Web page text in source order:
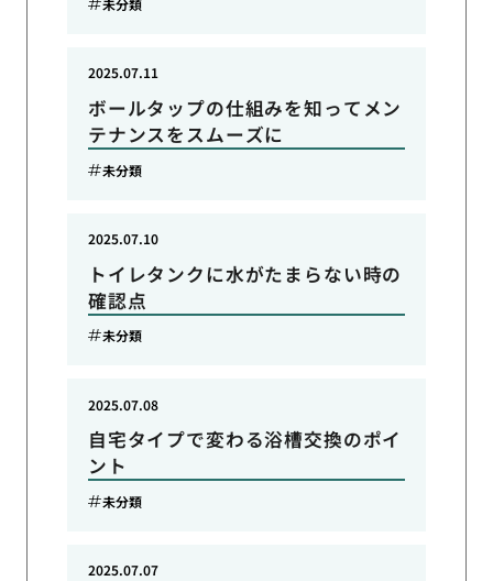
未分類
ボールタップの仕組みを知ってメン
テナンスをスムーズに
2025.07.11
未分類
トイレタンクに水がたまらない時の
確認点
2025.07.10
未分類
自宅タイプで変わる浴槽交換のポイ
ント
2025.07.08
未分類
2025.07.07